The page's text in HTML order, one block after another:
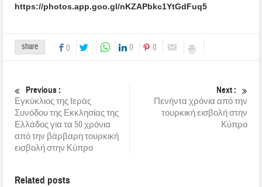
https://photos.app.goo.gl/nKZAPbkc1YtGdFuq5
share 0 0 0
Previous :
Εγκύκλιος της Ιεράς
Συνόδου της Εκκλησίας της
Ελλάδος για τα 50 χρόνια
από την βάρβαρη τουρκική
εισβολή στην Κύπρο
Next :
Πενήντα χρόνια από την
τουρκική εισβολή στην
Κύπρο
Related posts